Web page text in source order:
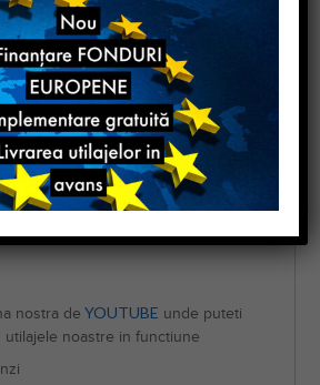
cusaturii, prevenind ruperea atei
a cusaturii.
de livrează completa
superioara, recomandata pentru
precum si pentru fabrici cu productii
nostra de YOUTUBE unde puteti
noastre in functiune